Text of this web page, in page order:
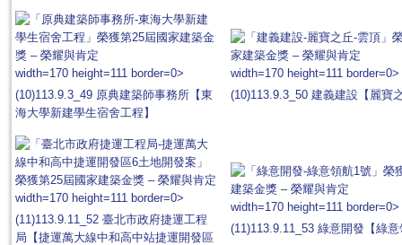
width=170 height=111 border=0>
(10)113.9.3_49 原典建築師事務所【東
海大學新建學生宿舍工程】
width=170 height=111 border=0>
(10)113.9.3_50 建義建設【麗寶
width=170 height=111 border=0>
(11)113.9.11_52 臺北市政府捷運工程
局【捷運萬大線中和高中站捷運開發區
width=170 height=111 border=0>
(11)113.9.11_53 綠意開發【綠